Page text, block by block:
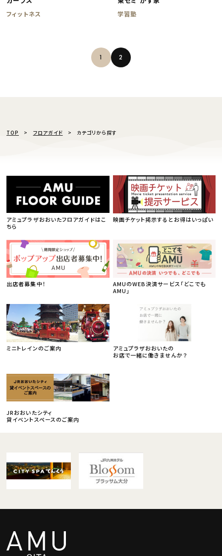
フィットネス 学習塾
1 2
TOP フロアガイド カテゴリから探す
アミュプラザおおいたフロアガイドはこ
ちら
映画チケット掲示するとお得はいっぱい
出店者募集中！
AMUのWEB決済サービス「どこでも
AMU」
ミニトレインのご案内
アミュプラザおおいたの
お店で一緒に働きませんか？
JRおおいたシティ
貸イベントスペースのご案内